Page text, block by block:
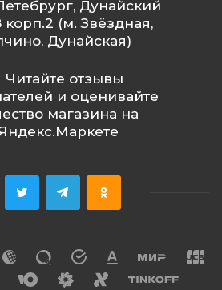
Дунайский
корп.2 (м. Звёздная,
Дунайская)